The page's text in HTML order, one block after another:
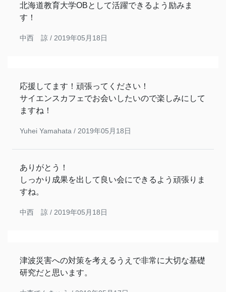
北海道教育大学OBとして活躍できるよう励みま
す！
中西 諒 / 2019年05月18日
応援してます！頑張ってください！
サイエンスカフェでお会いしたいので楽しみにして
ますね！
Yuhei Yamahata / 2019年05月18日
ありがとう！
しっかり成果を出して良い会にできるよう頑張りま
すね。
中西 諒 / 2019年05月18日
津波災害への対策を考えるうえで非常に大切な基礎
研究だと思います。